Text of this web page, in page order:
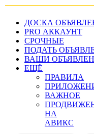
ДОСКА
PRO АККАУНТ
СРОЧНЫЕ
ПОДАТЬ
ВАШИ
ЕЩЁ
ПРАВИЛА
ВАЖНОЕ
НА
АВИКС